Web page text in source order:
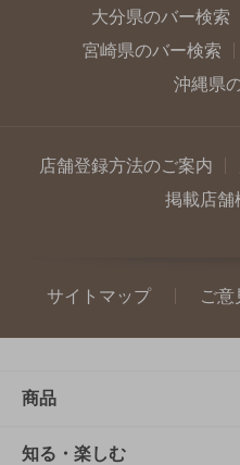
大分県のバー検索
宮崎県のバー検索
沖縄県
店舗登録方法のご案内
掲載店舗
サイトマップ ご意
商品
商品TOP
知る・楽しむ